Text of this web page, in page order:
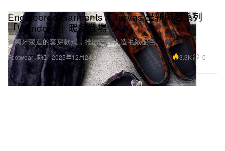
Footwear 球鞋
Engineered Garments x Tarvas 最新聯名系列
「Wanderer」暖冬登場
葡萄牙製造的套穿款式，推出三種人造毛絨配色。
2025年12月24日 3.3K 0